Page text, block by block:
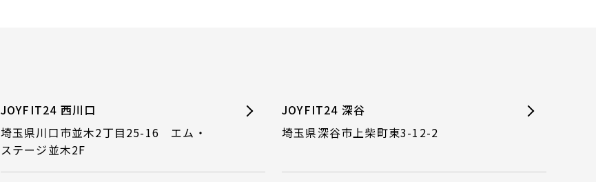
JOYFIT24 西川口
埼玉県川口市並木2丁目25-16 エム・
ステージ並木2F
JOYFIT24 深谷
埼玉県深谷市上柴町東3-12-2